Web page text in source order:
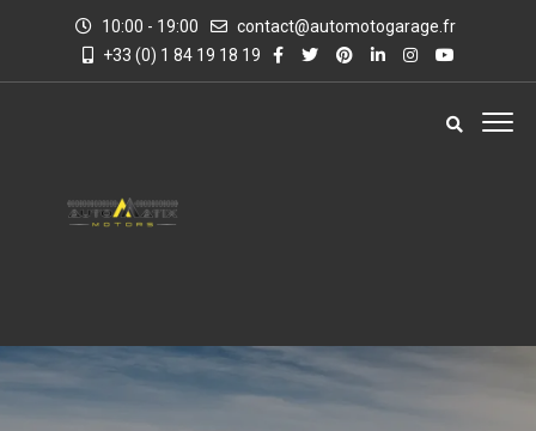
10:00 - 19:00
contact@automotogarage.fr
+33 (0) 1 84 19 18 19